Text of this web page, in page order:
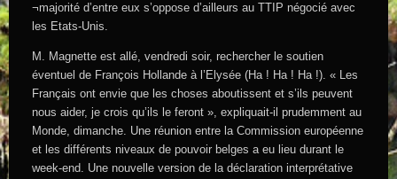
¬majorité d’entre eux s’oppose d’ailleurs au TTIP négocié avec
les Etats-Unis.
M. Magnette est allé, vendredi soir, rechercher le soutien
éventuel de François Hollande à l’Elysée (Ha ! Ha ! Ha !). « Les
Français ont envie que les choses aboutissent et s’ils peuvent
nous aider, je crois qu’ils le feront », expliquait-il prudemment au
Monde, dimanche. Une réunion entre la Commission européenne
et les différents niveaux de pouvoir belges a eu lieu durant le
week-end. Une nouvelle version de la déclaration interprétative